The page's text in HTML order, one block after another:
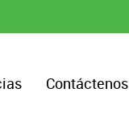
Contáctenos